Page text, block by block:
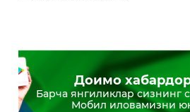
Доимо
Барча янгиликлар сизнинг
Мобил иловамизни